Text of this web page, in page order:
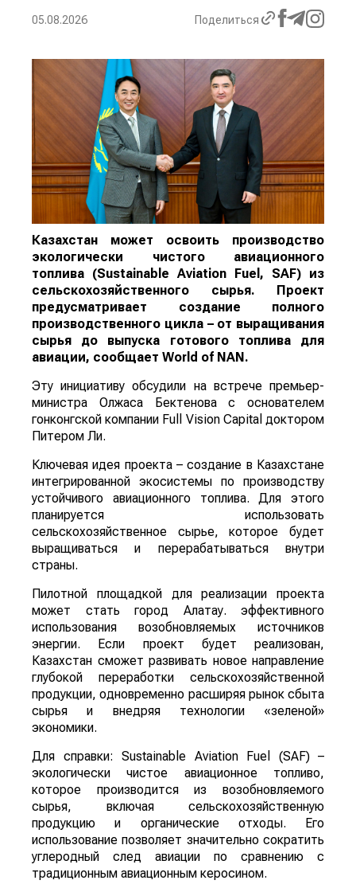
05.08.2026 Поделиться
Казахстан может освоить производство
экологически чистого авиационного
топлива (Sustainable Aviation Fuel, SAF) из
сельскохозяйственного сырья. Проект
предусматривает создание полного
производственного цикла – от выращивания
сырья до выпуска готового топлива для
авиации, сообщает World of NAN.
Эту инициативу обсудили на встрече премьер-
министра Олжаса Бектенова с основателем
гонконгской компании Full Vision Capital доктором
Питером Ли.
Ключевая идея проекта – создание в Казахстане
интегрированной экосистемы по производству
устойчивого авиационного топлива. Для этого
планируется использовать
сельскохозяйственное сырье, которое будет
выращиваться и перерабатываться внутри
страны.
Пилотной площадкой для реализации проекта
может стать город Алатау. эффективного
использования возобновляемых источников
энергии. Если проект будет реализован,
Казахстан сможет развивать новое направление
глубокой переработки сельскохозяйственной
продукции, одновременно расширяя рынок сбыта
сырья и внедряя технологии «зеленой»
экономики.
Для справки: Sustainable Aviation Fuel (SAF) –
экологически чистое авиационное топливо,
которое производится из возобновляемого
сырья, включая сельскохозяйственную
продукцию и органические отходы. Его
использование позволяет значительно сократить
углеродный след авиации по сравнению с
традиционным авиационным керосином.